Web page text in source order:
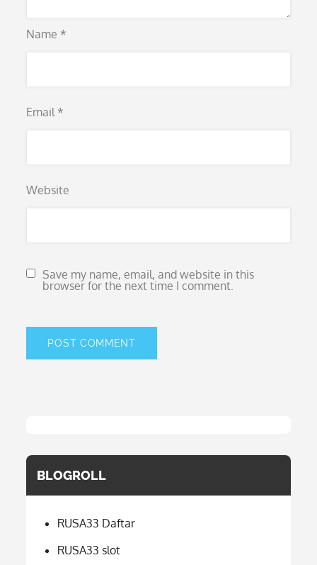
Name *
Email *
Website
Save my name, email, and website in this
browser for the next time I comment.
BLOGROLL
RUSA33 Daftar
RUSA33 slot